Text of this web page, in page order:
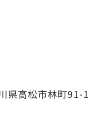
県高松市林町91-1